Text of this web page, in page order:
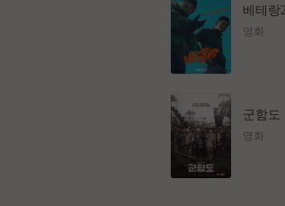
베테랑2
영화
군함도
영화